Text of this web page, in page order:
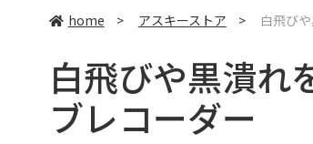
home > アスキーストア > 白飛び
白飛びや黒潰れ
ブレコーダー